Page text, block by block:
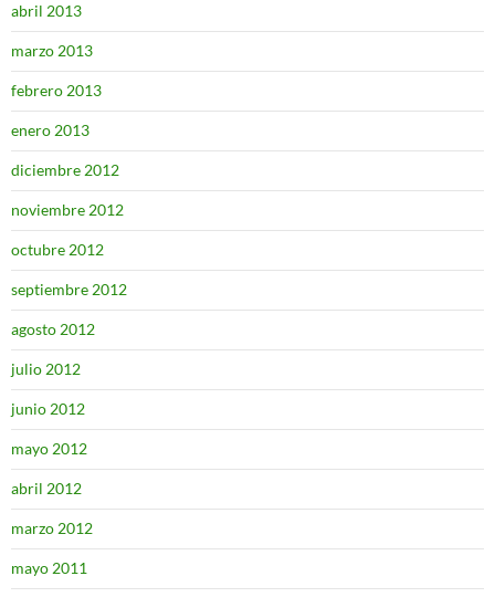
abril 2013
marzo 2013
febrero 2013
enero 2013
diciembre 2012
noviembre 2012
octubre 2012
septiembre 2012
agosto 2012
julio 2012
junio 2012
mayo 2012
abril 2012
marzo 2012
mayo 2011